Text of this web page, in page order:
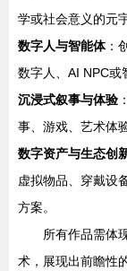
学或社会意义的元
数字人与智能体：
数字人、AI NPC或
沉浸式叙事与体验
事、游戏、艺术体
数字资产与生态创
虚拟物品、穿戴设
方案。
所有作品需体
术，展现出前瞻性